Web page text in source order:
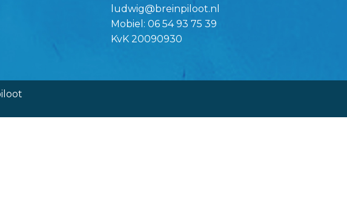
ludwig@breinpiloot.nl
Mobiel: 06 54 93 75 39
KvK 20090930